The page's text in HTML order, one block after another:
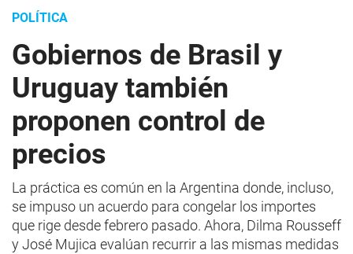
POLÍTICA
Gobiernos de Brasil y
Uruguay también
proponen control de
precios
La práctica es común en la Argentina donde, incluso,
se impuso un acuerdo para congelar los importes
que rige desde febrero pasado. Ahora, Dilma Rousseff
y José Mujica evalúan recurrir a las mismas medidas